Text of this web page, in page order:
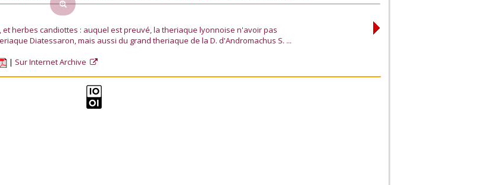
herbes candiottes : auquel est preuvé, la theriaque lyonnoise n'avoir pas
Diatessaron, mais aussi du grand theriaque de la D. d'Andromachus S. ...
Sur Internet Archive